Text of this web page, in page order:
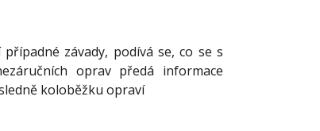
závady, podívá se, co se s
oprav předá informace
koloběžku opraví